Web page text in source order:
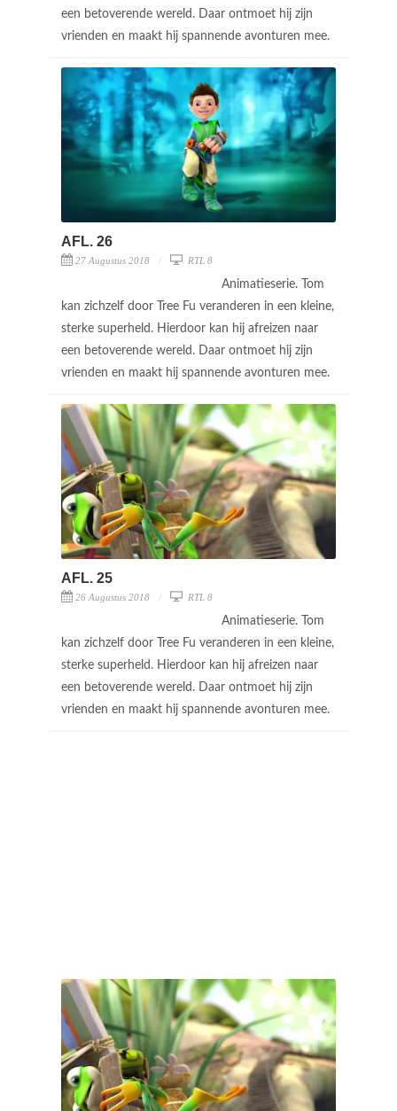
een betoverende wereld. Daar ontmoet hij zijn
vrienden en maakt hij spannende avonturen mee.
AFL. 26
27 Augustus 2018 RTL 8
Animatieserie. Tom
kan zichzelf door Tree Fu veranderen in een kleine,
sterke superheld. Hierdoor kan hij afreizen naar
een betoverende wereld. Daar ontmoet hij zijn
vrienden en maakt hij spannende avonturen mee.
AFL. 25
26 Augustus 2018 RTL 8
Animatieserie. Tom
kan zichzelf door Tree Fu veranderen in een kleine,
sterke superheld. Hierdoor kan hij afreizen naar
een betoverende wereld. Daar ontmoet hij zijn
vrienden en maakt hij spannende avonturen mee.